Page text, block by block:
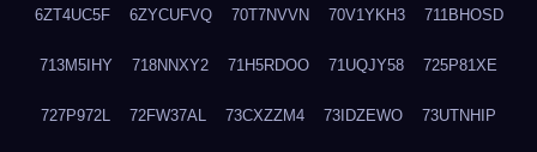
6ZT4UC5F 6ZYCUFVQ 70T7NVVN 70V1YKH3 711BHOSD
713M5IHY 718NNXY2 71H5RDOO 71UQJY58 725P81XE
727P972L 72FW37AL 73CXZZM4 73IDZEWO 73UTNHIP